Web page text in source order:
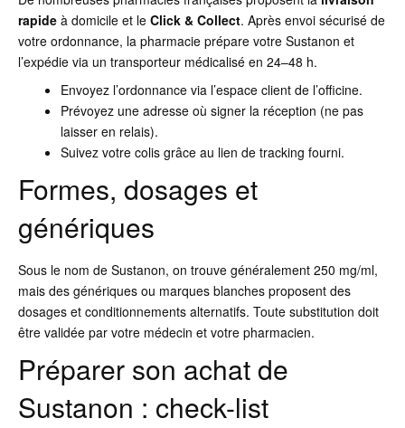
rapide à domicile et le Click & Collect. Après envoi sécurisé de
votre ordonnance, la pharmacie prépare votre Sustanon et
l’expédie via un transporteur médicalisé en 24–48 h.
Envoyez l’ordonnance via l’espace client de l’officine.
Prévoyez une adresse où signer la réception (ne pas
laisser en relais).
Suivez votre colis grâce au lien de tracking fourni.
Formes, dosages et
génériques
Sous le nom de Sustanon, on trouve généralement 250 mg/ml,
mais des génériques ou marques blanches proposent des
dosages et conditionnements alternatifs. Toute substitution doit
être validée par votre médecin et votre pharmacien.
Préparer son achat de
Sustanon : check-list